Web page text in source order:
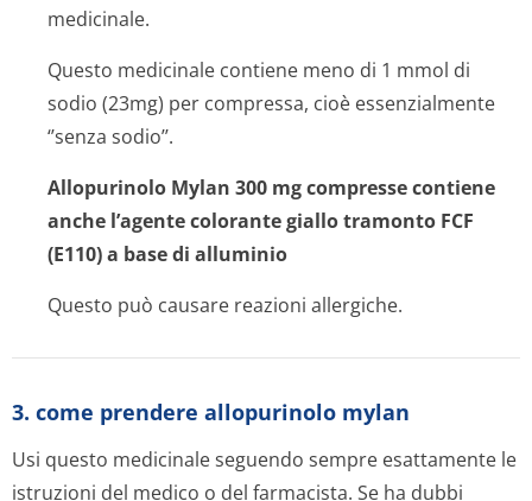
medicinale.
Questo medicinale contiene meno di 1 mmol di
sodio (23mg) per compressa, cioè essenzialmente
‘’senza sodio’’.
Allopurinolo Mylan 300 mg compressecontiene
anche l’agente colorante giallo tramonto FCF
(E110) a base di alluminio
Questo può causare reazioni allergiche.
3. come prendere allopurinolo mylan
Usi questo medicinale seguendo sempre esattamente le
istruzioni del medico o del farmacista. Se ha dubbi